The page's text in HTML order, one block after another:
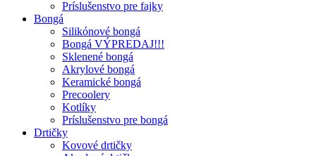
Príslušenstvo pre fajky
Bongá
Silikónové bongá
Bongá VÝPREDAJ!!!
Sklenené bongá
Akrylové bongá
Keramické bongá
Precoolery
Kotlíky
Príslušenstvo pre bongá
Drtičky
Kovové drtičky